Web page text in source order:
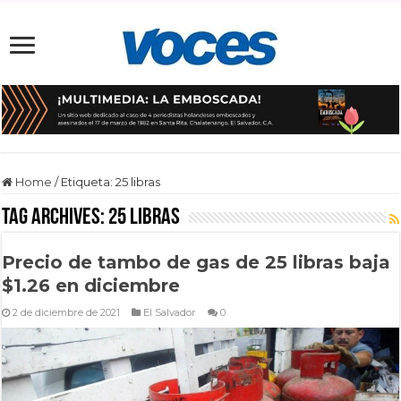
Home / Etiqueta:25 libras
Tag Archives: 25 libras
Precio de tambo de gas de 25 libras baja
$1.26 en diciembre
2 de diciembre de 2021 El Salvador 0